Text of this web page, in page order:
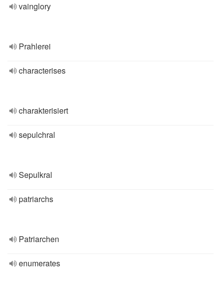
vainglory
Prahlerei
characterises
charakterisiert
sepulchral
Sepulkral
patriarchs
Patriarchen
enumerates